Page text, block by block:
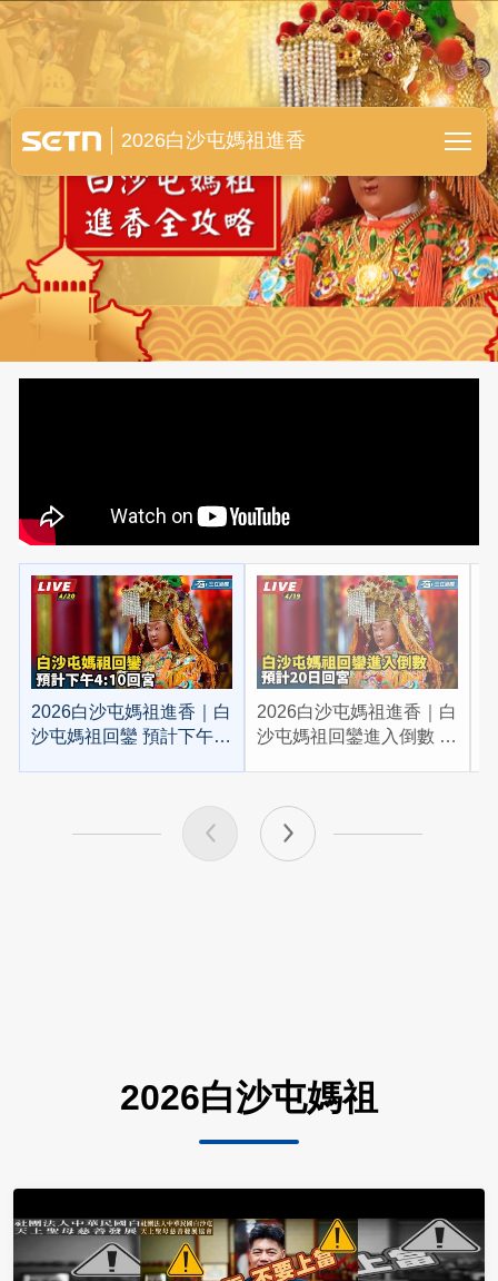
白沙屯媽祖進香全紀錄
2026白沙屯媽祖進香
2026白沙屯媽祖進香｜白
沙屯媽祖回鑾 預計下午
2026白沙屯媽祖進香｜白
沙屯媽祖回鑾進入倒數 預
2026白沙屯媽祖